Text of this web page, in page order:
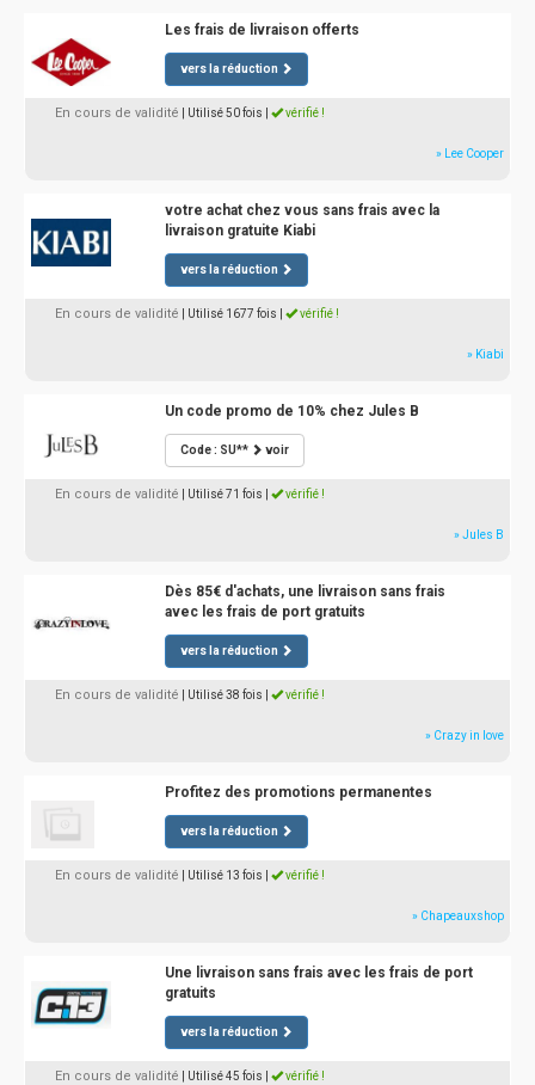
Les frais de livraison offerts
vers la réduction
En cours de validité | Utilisé 50 fois vérifié !
» Lee Cooper
votre achat chez vous sans frais avec la
livraison gratuite Kiabi
vers la réduction
En cours de validité | Utilisé 1677 fois vérifié !
» Kiabi
Un code promo de 10% chez Jules B
Code : SU** voir
En cours de validité | Utilisé 71 fois vérifié !
» Jules B
Dès 85€ d'achats, une livraison sans frais
avec les frais de port gratuits
vers la réduction
En cours de validité | Utilisé 38 fois vérifié !
» Crazy in love
Profitez des promotions permanentes
vers la réduction
En cours de validité | Utilisé 13 fois vérifié !
» Chapeauxshop
Une livraison sans frais avec les frais de port
gratuits
vers la réduction
En cours de validité | Utilisé 45 fois vérifié !